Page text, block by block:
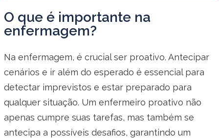
O que é importante na
enfermagem?
Na enfermagem, é crucial ser proativo. Antecipar
cenários e ir além do esperado é essencial para
detectar imprevistos e estar preparado para
qualquer situação. Um enfermeiro proativo não
apenas cumpre suas tarefas, mas também se
antecipa a possíveis desafios, garantindo um